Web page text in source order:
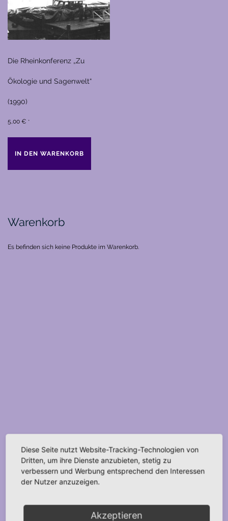
Die Rheinkonferenz „Zu
Ökologie und Sagenwelt“
(1990)
5,00 € *
IN DEN WARENKORB
Warenkorb
Es befinden sich keine Produkte im Warenkorb.
Diese Seite nutzt Website-Tracking-Technologien von
Dritten, um ihre Dienste anzubieten, stetig zu
verbessern und Werbung entsprechend den Interessen
der Nutzer anzuzeigen.
Akzeptieren